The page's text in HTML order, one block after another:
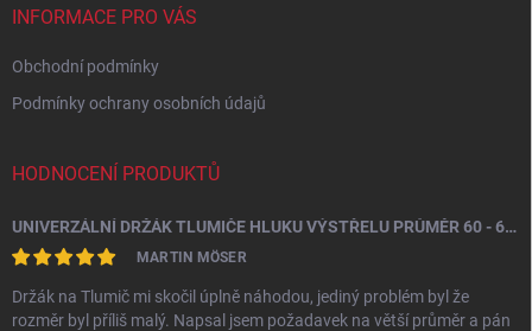
INFORMACE PRO VÁS
Obchodní podmínky
Podmínky ochrany osobních údajů
HODNOCENÍ PRODUKTŮ
UNIVERZÁLNÍ DRŽÁK TLUMIČE HLUKU VÝSTŘELU PRŮMĚR 60 - 64,5 MM
MARTIN MÖSER
Držák na Tlumič mi skočil úplně náhodou, jediný problém byl že
rozměr byl příliš malý. Napsal jsem požadavek na větší průměr a pán